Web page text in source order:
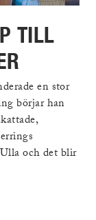
TILL
en stor
börjar han
och det blir